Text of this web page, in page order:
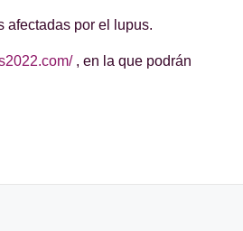
afectadas por el lupus.
, en la que podrán